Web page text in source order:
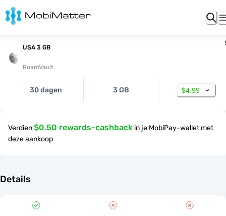
USA 3 GB
RoamVault
30 dagen 3 GB $4.99
Verdien$0.50 rewards-cashback in je MobiPay-wallet met
deze aankoop
Details